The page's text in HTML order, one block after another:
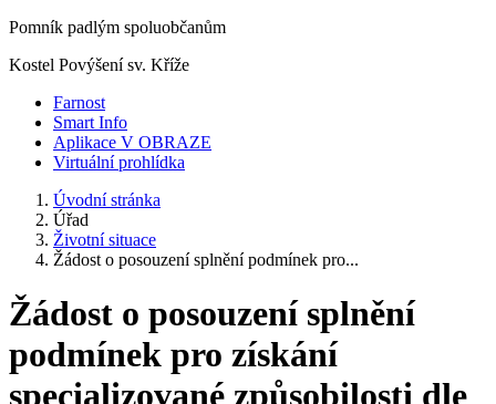
Pomník padlým spoluobčanům
Kostel Povýšení sv. Kříže
Farnost
Smart Info
Aplikace V OBRAZE
Virtuální prohlídka
Úvodní stránka
Úřad
Životní situace
Žádost o posouzení splnění podmínek pro...
Žádost o posouzení splnění
podmínek pro získání
specializované způsobilosti dle